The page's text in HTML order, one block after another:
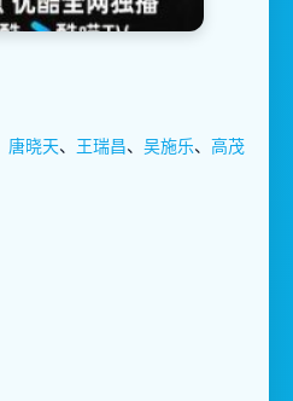
唐晓天、 王瑞昌、 吴施乐、 高茂